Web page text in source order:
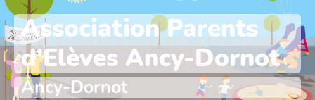
Association Parents
d'Elèves Ancy-Dornot
Ancy-Dornot